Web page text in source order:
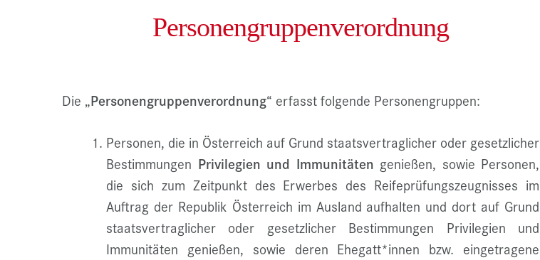
Personengruppenverordnung
Die „Personengruppenverordnung“ erfasst folgende Personengruppen:
Personen, die in Österreich auf Grund staatsvertraglicher oder gesetzlicher
Bestimmungen Privilegien und Immunitäten genießen, sowie Personen,
die sich zum Zeitpunkt des Erwerbes des Reifeprüfungszeugnisses im
Auftrag der Republik Österreich im Ausland aufhalten und dort auf Grund
staatsvertraglicher oder gesetzlicher Bestimmungen Privilegien und
Immunitäten genießen, sowie deren Ehegatt*innen bzw. eingetragene